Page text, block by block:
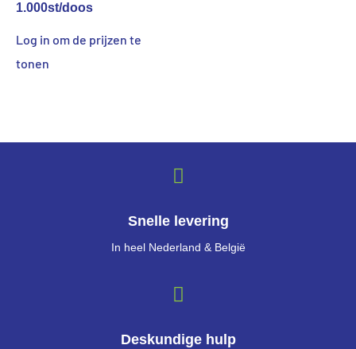
1.000st/doos
Log in om de prijzen te
tonen
Snelle levering
In heel Nederland & België
Deskundige hulp